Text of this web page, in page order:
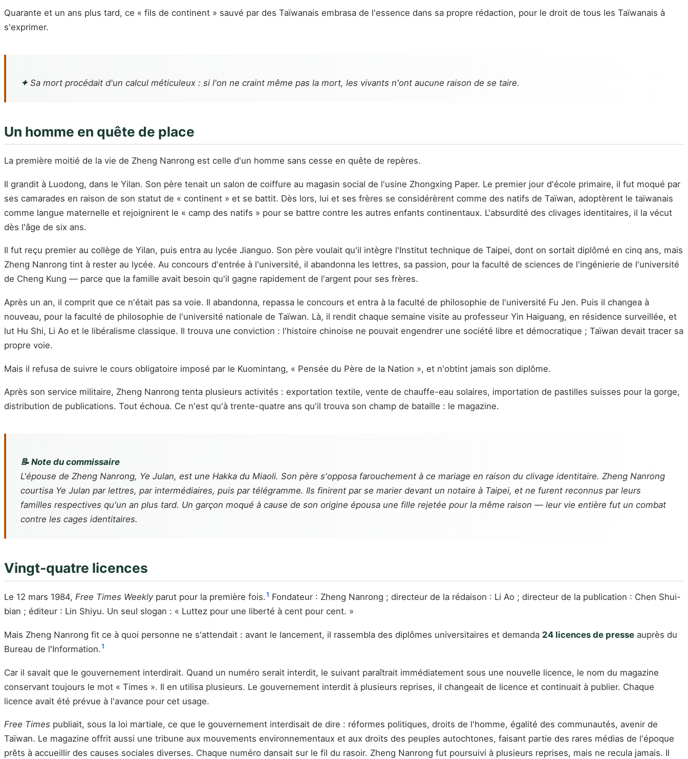
Quarante et un ans plus tard, ce « fils de continent » sauvé par des Taïwanais embrasa de l'essence dans sa propre rédaction, pour le droit de tous les Taïwanais à
s'exprimer.
✦Sa mort procédait d'un calcul méticuleux : si l'on ne craint même pas la mort, les vivants n'ont aucune raison de se taire.
Un homme en quête de place
La première moitié de la vie de Zheng Nanrong est celle d'un homme sans cesse en quête de repères.
Il grandit à Luodong, dans le Yilan. Son père tenait un salon de coiffure au magasin social de l'usine Zhongxing Paper. Le premier jour d'école primaire, il fut moqué par
ses camarades en raison de son statut de « continent » et se battit. Dès lors, lui et ses frères se considérèrent comme des natifs de Taïwan, adoptèrent le taïwanais
comme langue maternelle et rejoignirent le « camp des natifs » pour se battre contre les autres enfants continentaux. L'absurdité des clivages identitaires, il la vécut
dès l'âge de six ans.
Il fut reçu premier au collège de Yilan, puis entra au lycée Jianguo. Son père voulait qu'il intègre l'Institut technique de Taipei, dont on sortait diplômé en cinq ans, mais
Zheng Nanrong tint à rester au lycée. Au concours d'entrée à l'université, il abandonna les lettres, sa passion, pour la faculté de sciences de l'ingénierie de l'université
de Cheng Kung — parce que la famille avait besoin qu'il gagne rapidement de l'argent pour ses frères.
Après un an, il comprit que ce n'était pas sa voie. Il abandonna, repassa le concours et entra à la faculté de philosophie de l'université Fu Jen. Puis il changea à
nouveau, pour la faculté de philosophie de l'université nationale de Taïwan. Là, il rendit chaque semaine visite au professeur Yin Haiguang, en résidence surveillée, et
lut Hu Shi, Li Ao et le libéralisme classique. Il trouva une conviction : l'histoire chinoise ne pouvait engendrer une société libre et démocratique ; Taïwan devait tracer sa
propre voie.
Mais il refusa de suivre le cours obligatoire imposé par le Kuomintang, « Pensée du Père de la Nation », et n'obtint jamais son diplôme.
Après son service militaire, Zheng Nanrong tenta plusieurs activités : exportation textile, vente de chauffe-eau solaires, importation de pastilles suisses pour la gorge,
distribution de publications. Tout échoua. Ce n'est qu'à trente-quatre ans qu'il trouva son champ de bataille : le magazine.
📝 Note du commissaire
L'épouse de Zheng Nanrong, Ye Julan, est une Hakka du Miaoli. Son père s'opposa farouchement à ce mariage en raison du clivage identitaire. Zheng Nanrong
courtisa Ye Julan par lettres, par intermédiaires, puis par télégramme. Ils finirent par se marier devant un notaire à Taipei, et ne furent reconnus par leurs
familles respectives qu'un an plus tard. Un garçon moqué à cause de son origine épousa une fille rejetée pour la même raison — leur vie entière fut un combat
contre les cages identitaires.
Vingt-quatre licences
Le 12 mars 1984, Free Times Weeklyparut pour la première fois.1 Fondateur : Zheng Nanrong ; directeur de la rédaison : Li Ao ; directeur de la publication : Chen Shui-
bian ; éditeur : Lin Shiyu. Un seul slogan : « Luttez pour une liberté à cent pour cent. »
Mais Zheng Nanrong fit ce à quoi personne ne s'attendait : avant le lancement, il rassembla des diplômes universitaires et demanda 24 licences de presse auprès du
Bureau de l'Information.1
Car il savait que le gouvernement interdirait. Quand un numéro serait interdit, le suivant paraîtrait immédiatement sous une nouvelle licence, le nom du magazine
conservant toujours le mot « Times ». Il en utilisa plusieurs. Le gouvernement interdit à plusieurs reprises, il changeait de licence et continuait à publier. Chaque
licence avait été prévue à l'avance pour cet usage.
Free Times publiait, sous la loi martiale, ce que le gouvernement interdisait de dire : réformes politiques, droits de l'homme, égalité des communautés, avenir de
Taïwan. Le magazine offrit aussi une tribune aux mouvements environnementaux et aux droits des peuples autochtones, faisant partie des rares médias de l'époque
prêts à accueillir des causes sociales diverses. Chaque numéro dansait sur le fil du rasoir. Zheng Nanrong fut poursuivi à plusieurs reprises, mais ne recula jamais. Il